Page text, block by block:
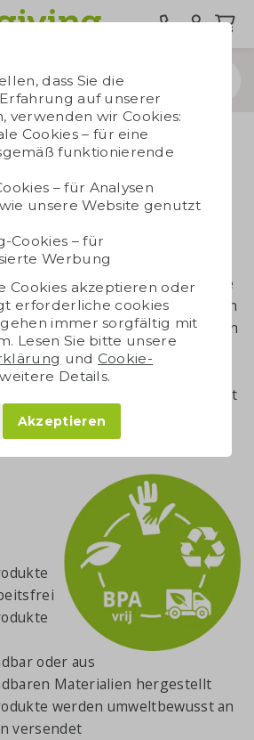
Grüne Richtlinie
Richtlinie ist
sofort deutlich: Greengiving
Deshalb haben wir eine Reihe
von denen die wichtigsten
vertreten sind. Erfüllt ein
nicht? Dann nehmen wir
auf. Wir setzen immer
frei von Kinderarbeit
oder aus
Materialien hergestellt
werden umweltbewusst an
versendet
dass Sie die
auf unserer
verwenden wir Cookies:
Cookies – für eine
funktionierende
– für Analysen
unsere Website genutzt
Cookies – für
Werbung
Cookies akzeptieren oder
erforderliche cookies
immer sorgfältig mit
Lesen Sie bitte unsere
und Cookie-
Details.
Akzeptieren